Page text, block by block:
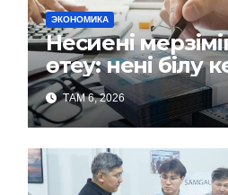
ЭКОНОМИКА
Несиені
өтеу: нені
ТАМ 6, 2026